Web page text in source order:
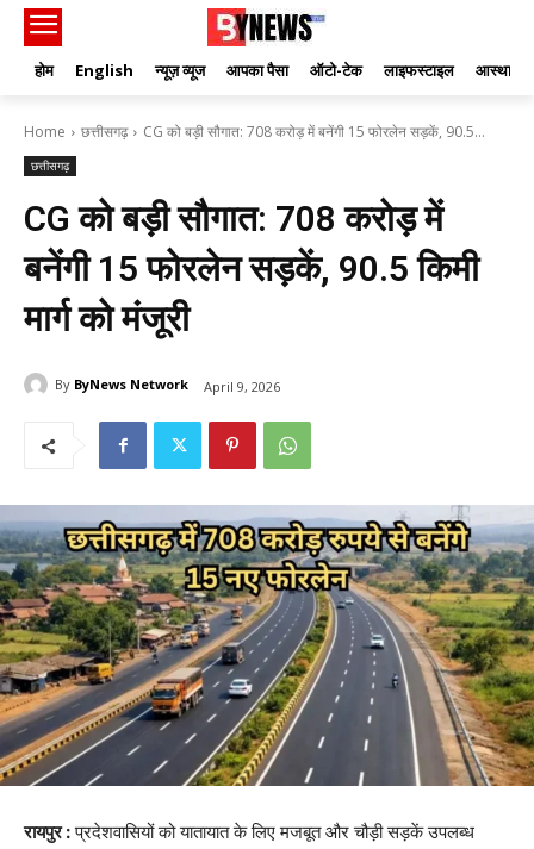
होम English न्यूज़ व्यूज आपका पैसा ऑटो-टेक लाइफस्टाइल आस्था
Home छत्तीसगढ़ CG को बड़ी सौगात: 708 करोड़ में बनेंगी 15 फोरलेन सड़कें, 90.5...
छत्तीसगढ़
CG को बड़ी सौगात: 708 करोड़ में
बनेंगी 15 फोरलेन सड़कें, 90.5 किमी
मार्ग को मंजूरी
By ByNews Network April 9, 2026
रायपुर :प्रदेशवासियों को यातायात के लिए मजबूत और चौड़ी सड़कें उपलब्ध